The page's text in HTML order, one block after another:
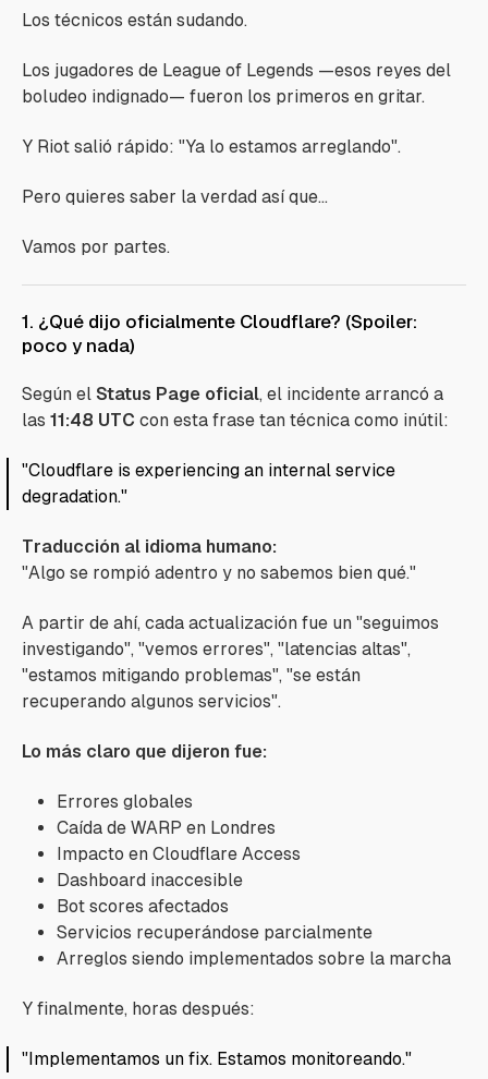
Los técnicos están sudando.
Los jugadores de League of Legends —esos reyes del
boludeo indignado— fueron los primeros en gritar.
Y Riot salió rápido: "Ya lo estamos arreglando".
Pero quieres saber la verdad así que...
Vamos por partes.
1. ¿Qué dijo oficialmente Cloudflare? (Spoiler:
poco y nada)
Según el Status Page oficial, el incidente arrancó a
las 11:48 UTC con esta frase tan técnica como inútil:
"Cloudflare is experiencing an internal service
degradation."
Traducción al idioma humano:
"Algo se rompió adentro y no sabemos bien qué."
A partir de ahí, cada actualización fue un "seguimos
investigando", "vemos errores", "latencias altas",
"estamos mitigando problemas", "se están
recuperando algunos servicios".
Lo más claro que dijeron fue:
Errores globales
Caída de WARP en Londres
Impacto en Cloudflare Access
Dashboard inaccesible
Bot scores afectados
Servicios recuperándose parcialmente
Arreglos siendo implementados sobre la marcha
Y finalmente, horas después:
"Implementamos un fix. Estamos monitoreando."